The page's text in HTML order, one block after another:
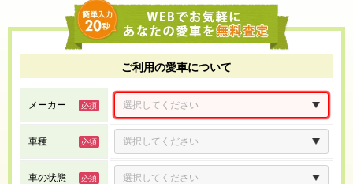
ご利用の愛車について
メーカー
車種
車の状態